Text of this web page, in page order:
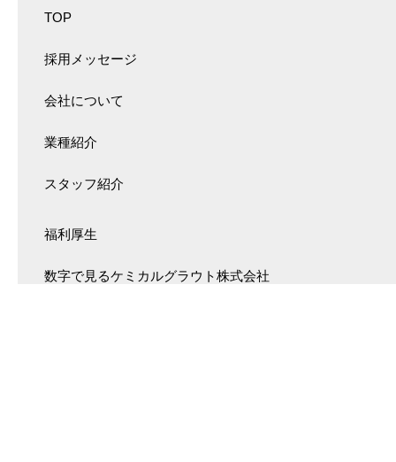
TOP
採用メッセージ
会社について
業種紹介
スタッフ紹介
福利厚生
数字で見るケミカルグラウト株式会社